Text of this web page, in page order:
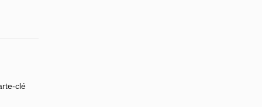
clé